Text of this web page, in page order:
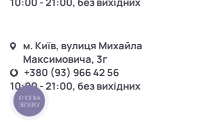
м. Київ, вулиця Михайла
Максимовича, 3г
+380 (93) 966 42 56
10:00 - 21:00, без вихідних
КНОПКА
ЗВ'ЯЗКУ